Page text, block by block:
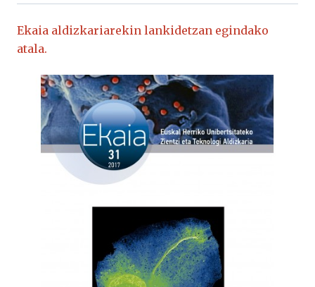
Ekaia aldizkariarekin lankidetzan egindako
atala.